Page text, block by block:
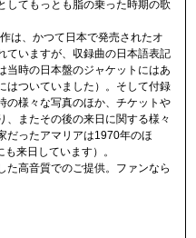
してもっとも脂の乗った時期の歌
は、かつて日本で発売されたオ
ていますが、収録曲の日本語表記
当時の日本盤のジャケットにはあ
はついていました）。そして付録
の様々な写真のほか、チケットや
、またその後の来日に関する様々
だったアマリアは1970年のほ
来日しています）。
高音質でのご提供。ファンなら